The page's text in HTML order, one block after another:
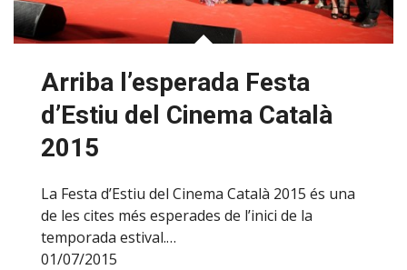
Arriba l’esperada Festa
d’Estiu del Cinema Català
2015
La Festa d’Estiu del Cinema Català 2015 és una
de les cites més esperades de l’inici de la
temporada estival.…
01/07/2015